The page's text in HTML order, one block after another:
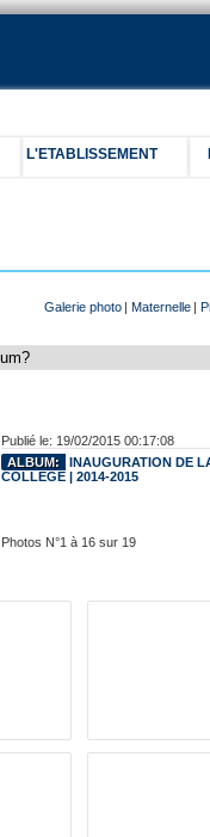
L'ETABLISSEMENT
|
| Maternelle
Galerie photo
Publié le: 19/02/2015 00:17:08
ALBUM:
INAUGURATION DE
COLLEGE | 2014-2015
Photos N°1 à 16 sur 19